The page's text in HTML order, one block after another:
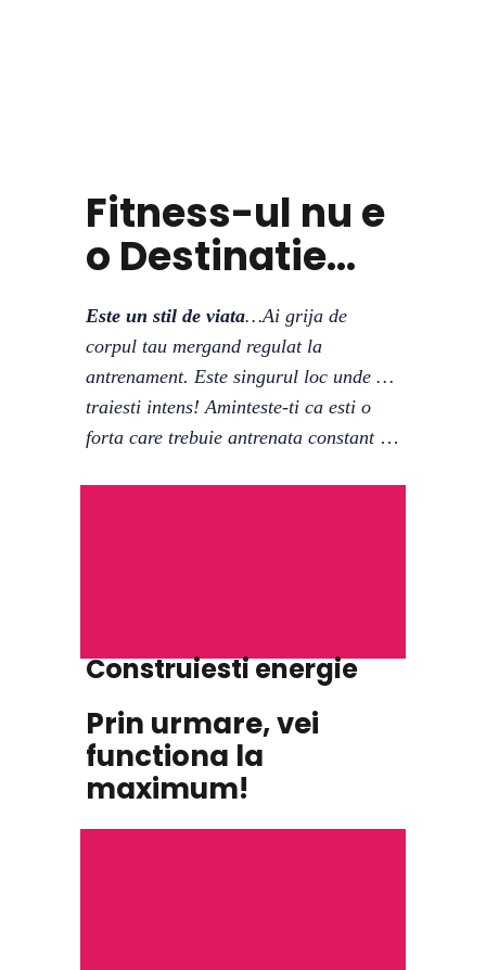
Fitness-ul nu e
o Destinatie...
Este un stil de viata…Ai grija de
corpul tau mergand regulat la
antrenament. Este singurul loc unde …
traiesti intens! Aminteste-ti ca esti o
forta care trebuie antrenata constant …
Construiesti energie
Prin urmare, vei
functiona la
maximum!